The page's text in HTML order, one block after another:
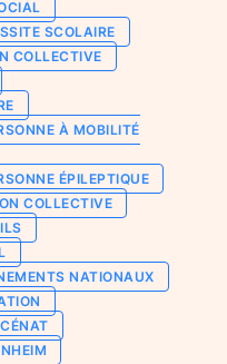
scolaire
collaborateurs
SCOLAIRE
COLLECTIVE
À MOBILITÉ
ÉPILEPTIQUE
COLLECTIVE
NATIONAUX